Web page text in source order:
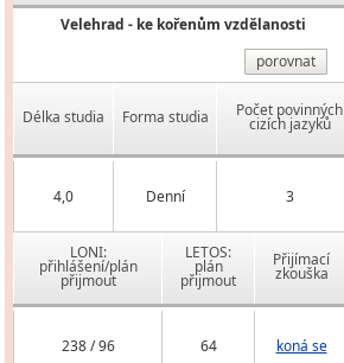
Velehrad - ke kořenům vzdělanosti
porovnat
Délka studia Forma studia Počet povinných
cizích jazyků
4,0 Denní 3
LONI:
přihlášení/plán
přijmout
LETOS:
plán
přijmout
Přijímací
zkouška
238 / 96 64 koná se